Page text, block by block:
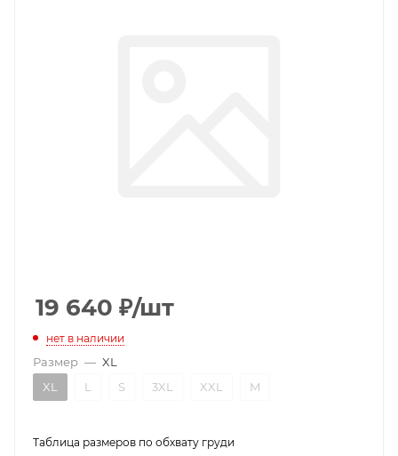
19 640 ₽/шт
нет в наличии
Размер — XL
XL
L S 3XL XXL M
Таблица размеров по обхвату груди